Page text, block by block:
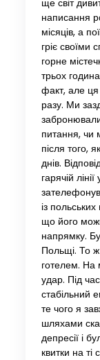
ще світ
написання
місяців, а
гріє
горне
трьох
факт, але
разу. Ми
питання,
після того,
днів.
гарячій
із
що його
напрямку.
Польщі. То ж
готелем. На
удар. Під
стабільний
те чого я
шляхами
депресії і
квитки на ті